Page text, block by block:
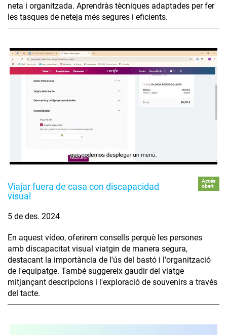
neta i organitzada. Aprendràs tècniques adaptades per fer
les tasques de neteja més segures i eficients.
Viajar fuera de casa con discapacidad
visual
Accés
obert
5 de des. 2024
En aquest vídeo, oferirem consells perquè les persones
amb discapacitat visual viatgin de manera segura,
destacant la importància de l'ús del bastó i l'organització
de l'equipatge. També suggereix gaudir del viatge
mitjançant descripcions i l'exploració de souvenirs a través
del tacte.